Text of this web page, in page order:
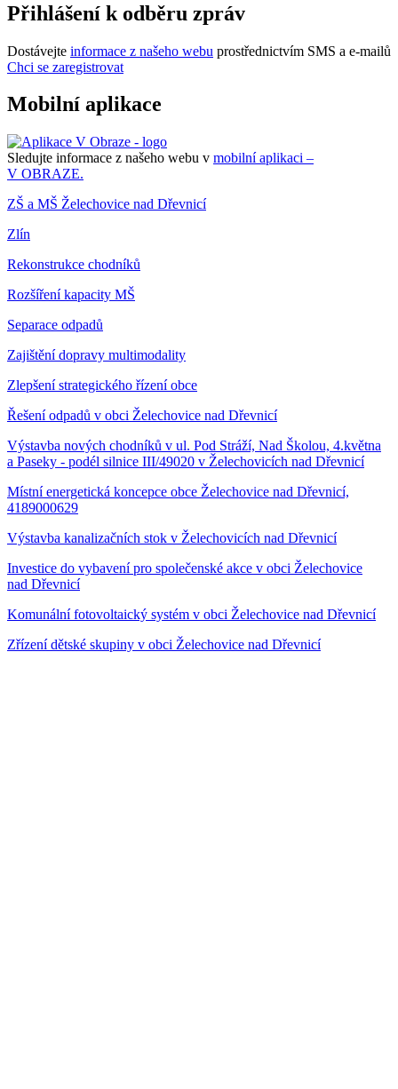
Přihlášení k odběru zpráv
Dostávejte informace z našeho webu prostřednictvím SMS a e-mailů
Chci se zaregistrovat
Mobilní aplikace
Sledujte informace z našeho webu v mobilní aplikaci –
V OBRAZE.
ZŠ a MŠ Želechovice nad Dřevnicí
Zlín
Rekonstrukce chodníků
Rozšíření kapacity MŠ
Separace odpadů
Zajištění dopravy multimodality
Zlepšení strategického řízení obce
Řešení odpadů v obci Želechovice nad Dřevnicí
Výstavba nových chodníků v ul. Pod Stráží, Nad Školou, 4.května
a Paseky - podél silnice III/49020 v Želechovicích nad Dřevnicí
Místní energetická koncepce obce Želechovice nad Dřevnicí,
4189000629
Výstavba kanalizačních stok v Želechovicích nad Dřevnicí
Investice do vybavení pro společenské akce v obci Želechovice
nad Dřevnicí
Komunální fotovoltaický systém v obci Želechovice nad Dřevnicí
Zřízení dětské skupiny v obci Želechovice nad Dřevnicí